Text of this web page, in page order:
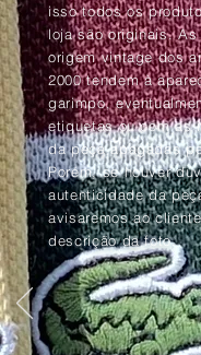
isso todos os
loja são originais.
origem vintage dos
2000 tendem à
garimpo,
etiquetas ou com as
da peça apagadas
Porém, se houver
autenticidade da
avisaremos ao
descrição da foto.